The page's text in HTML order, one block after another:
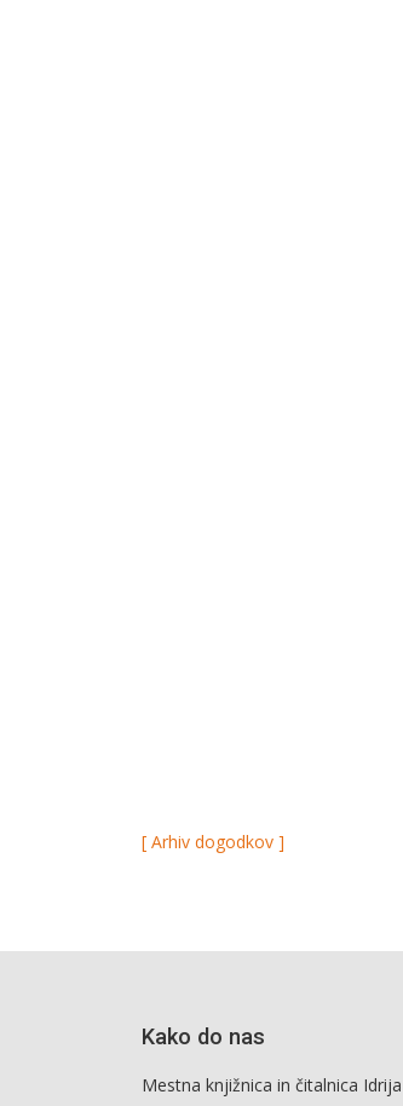
[ Arhiv dogodkov ]
Kako do nas
Mestna knjižnica in čitalnica Idrija